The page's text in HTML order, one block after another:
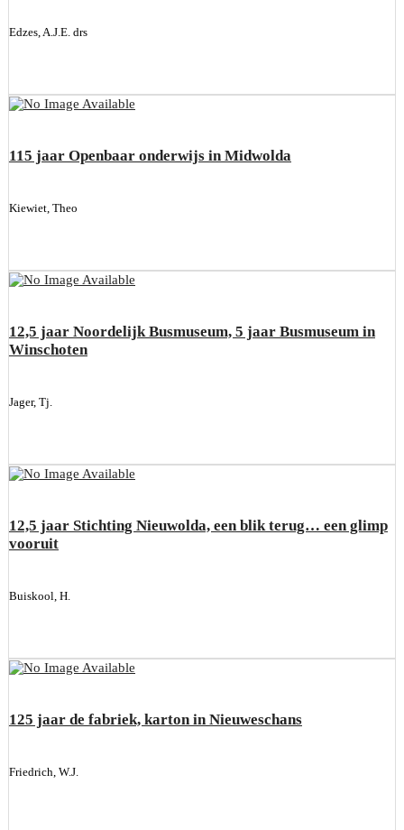
Edzes, A.J.E. drs
115 jaar Openbaar onderwijs in Midwolda
Kiewiet, Theo
12,5 jaar Noordelijk Busmuseum, 5 jaar Busmuseum in
Winschoten
Jager, Tj.
12,5 jaar Stichting Nieuwolda, een blik terug… een glimp
vooruit
Buiskool, H.
125 jaar de fabriek, karton in Nieuweschans
Friedrich, W.J.